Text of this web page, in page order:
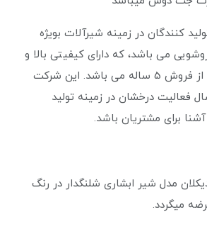
کنندگان در زمینه شیرآلات بویژه
می باشد، که دارای کیفیتی بالا و
ضمانت و خدمات پس از فروش 5 ساله می باشد. این شرکت
فعالیت درخشان در زمینه تولید
آشنا برای مشتریان باشد.
مدل شیر ابشاری شلنگدار در رنگ
میگردد.